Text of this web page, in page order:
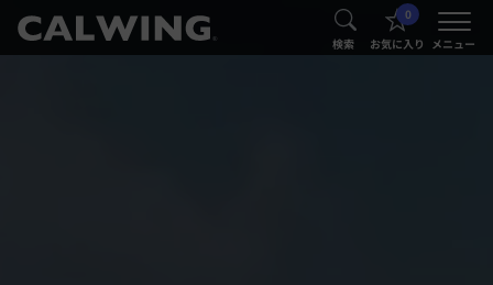
® 検索
0
お気に入り メニュー
®